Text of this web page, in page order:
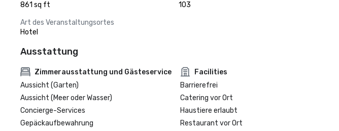
861 sq ft
103
Art des Veranstaltungsortes
Hotel
Ausstattung
Zimmerausstattung und Gästeservice
Aussicht (Garten)
Aussicht (Meer oder Wasser)
Concierge-Services
Gepäckaufbewahrung
Facilities
Barrierefrei
Catering vor Ort
Haustiere erlaubt
Restaurant vor Ort